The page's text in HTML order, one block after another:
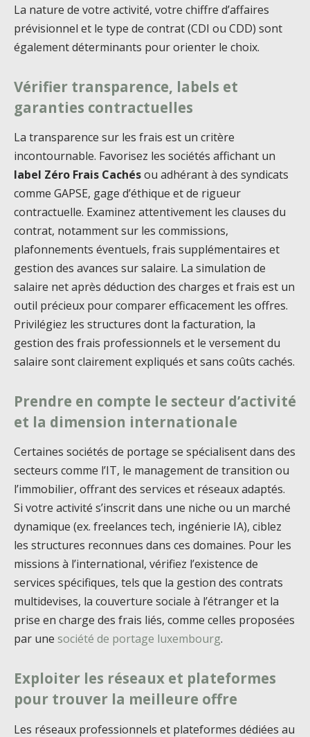
La nature de votre activité, votre chiffre d’affaires
prévisionnel et le type de contrat (CDI ou CDD) sont
également déterminants pour orienter le choix.
Vérifier transparence, labels et
garanties contractuelles
La transparence sur les frais est un critère
incontournable. Favorisez les sociétés affichant un
label Zéro Frais Cachésou adhérant à des syndicats
comme GAPSE, gage d’éthique et de rigueur
contractuelle. Examinez attentivement les clauses du
contrat, notamment sur les commissions,
plafonnements éventuels, frais supplémentaires et
gestion des avances sur salaire. La simulation de
salaire net après déduction des charges et frais est un
outil précieux pour comparer efficacement les offres.
Privilégiez les structures dont la facturation, la
gestion des frais professionnels et le versement du
salaire sont clairement expliqués et sans coûts cachés.
Prendre en compte le secteur d’activité
et la dimension internationale
Certaines sociétés de portage se spécialisent dans des
secteurs comme l’IT, le management de transition ou
l’immobilier, offrant des services et réseaux adaptés.
Si votre activité s’inscrit dans une niche ou un marché
dynamique (ex. freelances tech, ingénierie IA), ciblez
les structures reconnues dans ces domaines. Pour les
missions à l’international, vérifiez l’existence de
services spécifiques, tels que la gestion des contrats
multidevises, la couverture sociale à l’étranger et la
prise en charge des frais liés, comme celles proposées
par une société de portage luxembourg.
Exploiter les réseaux et plateformes
pour trouver la meilleure offre
Les réseaux professionnels et plateformes dédiées au